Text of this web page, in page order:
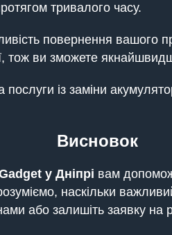
тривалого часу.
повернення вашого
ви зможете
із заміни
Висновок
у Дніпрі вам
наскільки
або залишіть заявку на